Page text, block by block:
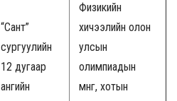
“Сант”
сургуулийн
12 дугаар
ангийн
Физикийн
хичээлийн олон
улсын
олимпиадын
мөнгө, хотын